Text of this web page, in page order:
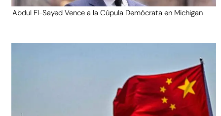
Abdul El-Sayed Vence a la Cúpula Demócrata en Michigan